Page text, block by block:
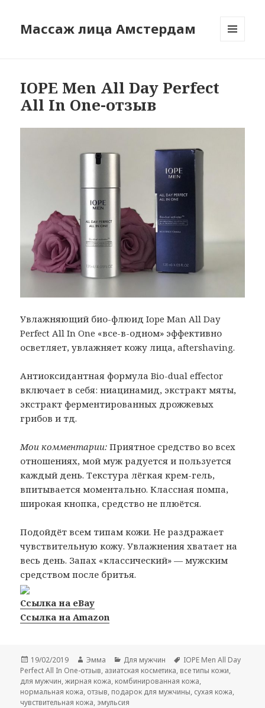
Массаж лица Амстердам
IOPE Men All Day Perfect
All In One-отзыв
Увлажняющий био-флюид Iope Man All Day
Perfect All In One «все-в-одном» эффективно
осветляет, увлажняет кожу лица, aftershaving.
Антиоксидантная формула Bio-dual effector
включает в себя: ниацинамид, экстракт мяты,
экстракт ферментированных дрожжевых
грибов и тд.
Мои комментарии: Приятное средство во всех
отношениях, мой муж радуется и пользуется
каждый день. Текстура лёгкая крем-гель,
впитывается моментально. Классная помпа,
широкая кнопка, средство не плюётся.
Подойдёт всем типам кожи. Не раздражает
чувствительную кожу. Увлажнения хватает на
весь день. Запах «классический» — мужским
средством после бритья.
Ссылка на eBay
Ссылка на Amazon
Опубликовано
19/02/2019 Автор
Эмма Рубрики
Для мужчин Метки
IOPE Men All Day
Perfect All In One-отзыв, азиатская косметика, все типы кожи,
для мужчин,жирная кожа, комбинированная кожа,
нормальная кожа, отзыв, подарок для мужчины, сухая кожа,
чувствительная кожа, эмульсия